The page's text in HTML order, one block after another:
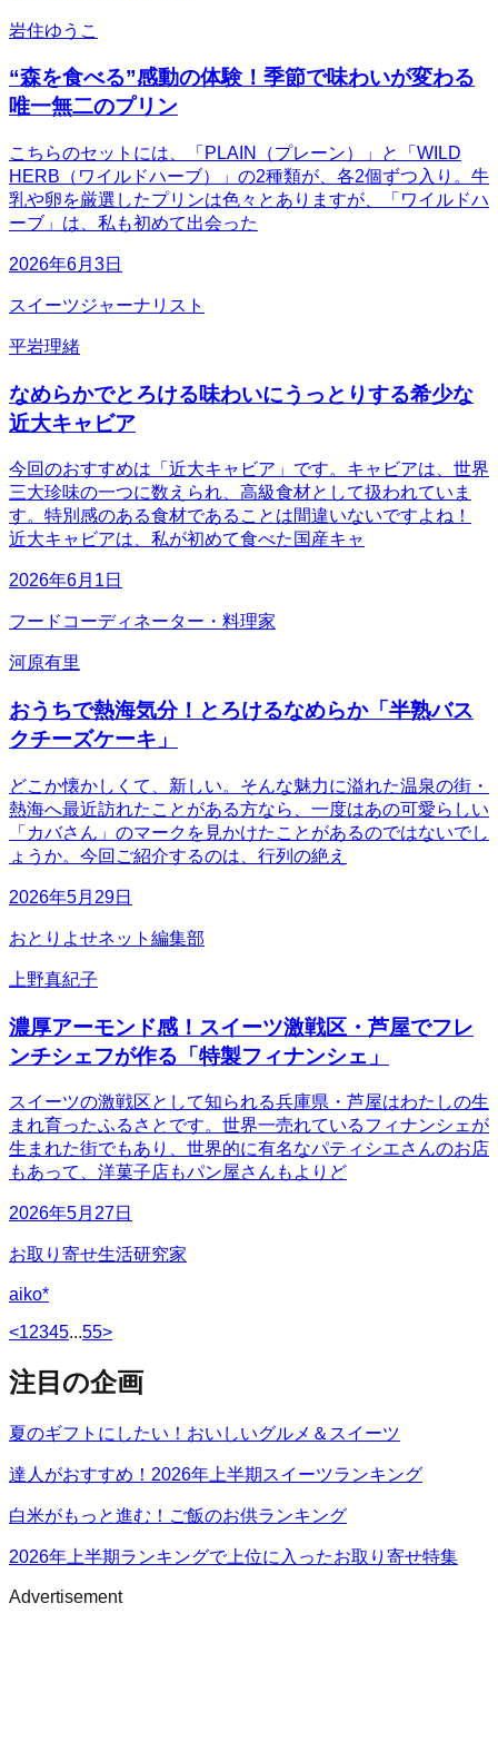
岩住ゆうこ
“森を食べる”感動の体験！季節で味わいが変わる
唯一無二のプリン
こちらのセットには、「PLAIN（プレーン）」と「WILD
HERB（ワイルドハーブ）」の2種類が、各2個ずつ入り。牛
乳や卵を厳選したプリンは色々とありますが、「ワイルドハ
ーブ」は、私も初めて出会った
2026年6月3日
スイーツジャーナリスト
平岩理緒
なめらかでとろける味わいにうっとりする希少な
近大キャビア
今回のおすすめは「近大キャビア」です。キャビアは、世界
三大珍味の一つに数えられ、高級食材として扱われていま
す。特別感のある食材であることは間違いないですよね！
近大キャビアは、私が初めて食べた国産キャ
2026年6月1日
フードコーディネーター・料理家
河原有里
おうちで熱海気分！とろけるなめらか「半熟バス
クチーズケーキ」
どこか懐かしくて、新しい。そんな魅力に溢れた温泉の街・
熱海へ最近訪れたことがある方なら、一度はあの可愛らしい
「カバさん」のマークを見かけたことがあるのではないでし
ょうか。今回ご紹介するのは、行列の絶え
2026年5月29日
おとりよせネット編集部
上野真紀子
濃厚アーモンド感！スイーツ激戦区・芦屋でフレ
ンチシェフが作る「特製フィナンシェ」
スイーツの激戦区として知られる兵庫県・芦屋はわたしの生
まれ育ったふるさとです。世界一売れているフィナンシェが
生まれた街でもあり、世界的に有名なパティシエさんのお店
もあって、洋菓子店もパン屋さんもよりど
2026年5月27日
お取り寄せ生活研究家
aiko*
<12345...55>
注目の企画
夏のギフトにしたい！おいしいグルメ＆スイーツ
達人がおすすめ！2026年上半期スイーツランキング
白米がもっと進む！ご飯のお供ランキング
2026年上半期ランキングで上位に入ったお取り寄せ特集
Advertisement